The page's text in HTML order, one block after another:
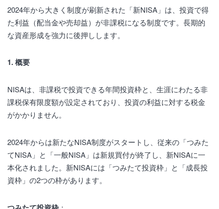
2024年から大きく制度が刷新された「新NISA」は、投資で得
た利益（配当金や売却益）が非課税になる制度です。長期的
な資産形成を強力に後押しします。
1. 概要
NISAは、非課税で投資できる年間投資枠と、生涯にわたる非
課税保有限度額が設定されており、投資の利益に対する税金
がかかりません。
2024年からは新たなNISA制度がスタートし、従来の「つみた
てNISA」と「一般NISA」は新規買付が終了し、新NISAに一
本化されました。新NISAには「つみたて投資枠」と「成長投
資枠」の2つの枠があります。